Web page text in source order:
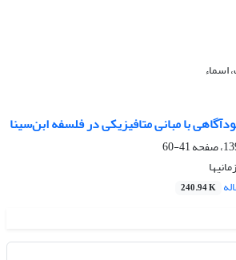
با مبانی متافیزیکی در فلسفه ابن‌سینا
41-60
240.94 K